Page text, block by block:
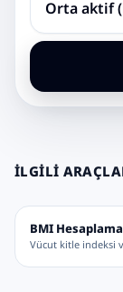
İLGILI
BMI Hesaplama
Vücut kitle indeksi